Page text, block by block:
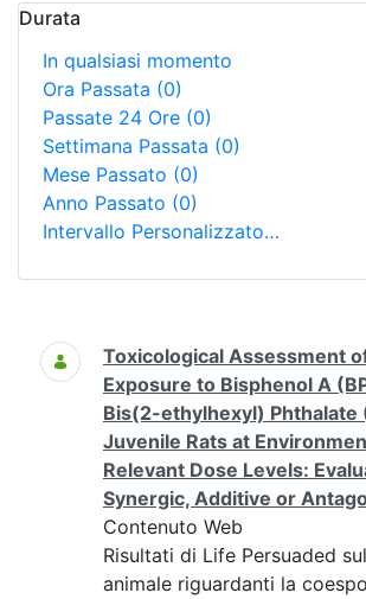
Durata
In qualsiasi momento
Ora Passata (0)
Passate 24 Ore (0)
Settimana Passata (0)
Mese Passato (0)
Anno Passato (0)
Intervallo Personalizzato…
Ricerca
Toxicological Assessment
Exposure to Bisphenol A
Bis(2-ethylhexyl) Phthalate
Juvenile Rats at
Relevant Dose Levels:
Synergic, Additive or
Contenuto Web
Risultati di Life Persuaded
animale riguardanti la